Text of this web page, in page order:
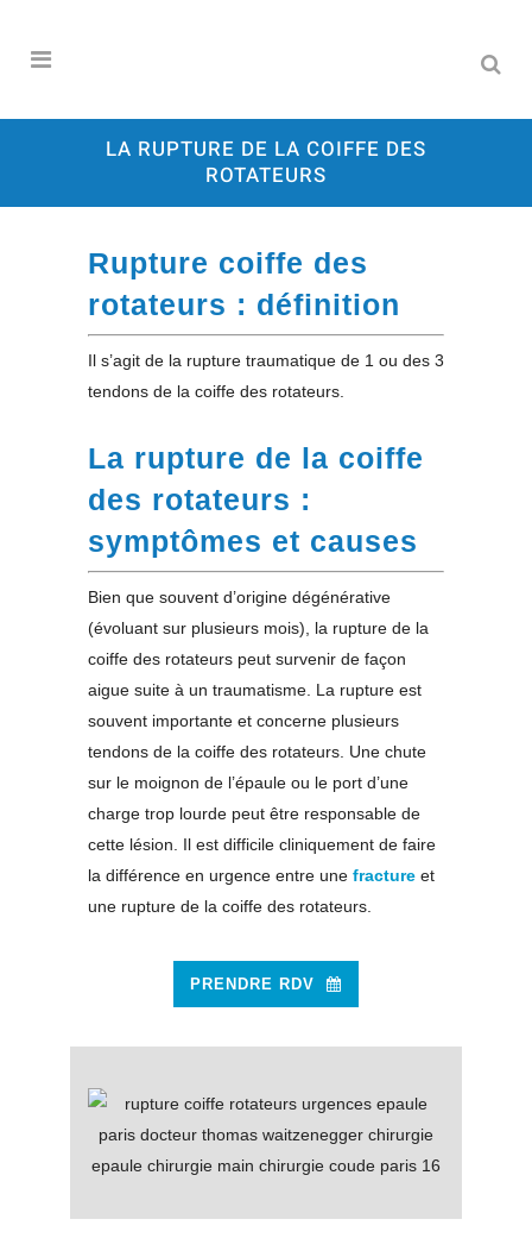
LA RUPTURE DE LA COIFFE DES
ROTATEURS
Rupture coiffe des
rotateurs : définition
Il s’agit de la rupture traumatique de 1 ou des 3
tendons de la coiffe des rotateurs.
La rupture de la coiffe
des rotateurs :
symptômes et causes
Bien que souvent d’origine dégénérative
(évoluant sur plusieurs mois), la rupture de la
coiffe des rotateurs peut survenir de façon
aigue suite à un traumatisme. La rupture est
souvent importante et concerne plusieurs
tendons de la coiffe des rotateurs. Une chute
sur le moignon de l’épaule ou le port d’une
charge trop lourde peut être responsable de
cette lésion. Il est difficile cliniquement de faire
la différence en urgence entre une fracture et
une rupture de la coiffe des rotateurs.
PRENDRE RDV